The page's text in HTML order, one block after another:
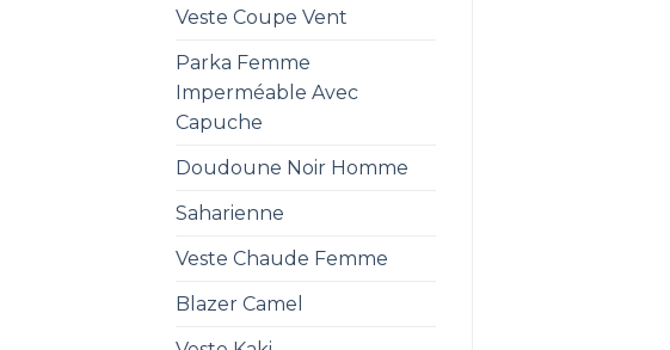
Veste Coupe Vent
Parka Femme
Imperméable Avec
Capuche
Doudoune Noir Homme
Saharienne
Veste Chaude Femme
Blazer Camel